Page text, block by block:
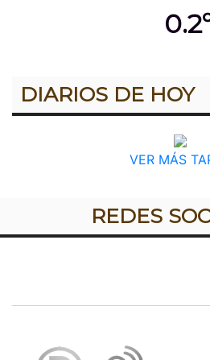
DIARIOS DE HOY
VER MÁS
REDES